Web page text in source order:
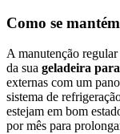
Como se
A manutenção
da sua geladeira
externas com um
sistema de
estejam em bom
por mês para